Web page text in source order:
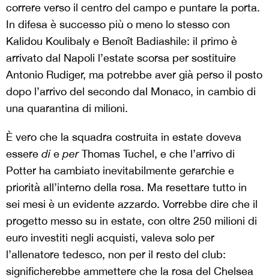
correre verso il centro del campo e puntare la porta.
In difesa è successo più o meno lo stesso con
Kalidou Koulibaly e Benoît Badiashile: il primo è
arrivato dal Napoli l’estate scorsa per sostituire
Antonio Rudiger, ma potrebbe aver già perso il posto
dopo l’arrivo del secondo dal Monaco, in cambio di
una quarantina di milioni.
È vero che la squadra costruita in estate doveva
essere di e perThomas Tuchel, e che l’arrivo di
Potter ha cambiato inevitabilmente gerarchie e
priorità all’interno della rosa. Ma resettare tutto in
sei mesi è un evidente azzardo. Vorrebbe dire che il
progetto messo su in estate, con oltre 250 milioni di
euro investiti negli acquisti, valeva solo per
l’allenatore tedesco, non per il resto del club:
significherebbe ammettere che la rosa del Chelsea